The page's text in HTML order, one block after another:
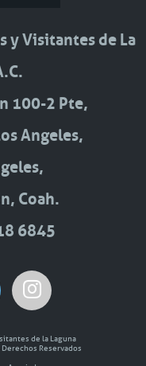
y Visitantes de La
100-2 Pte,
Angeles,
Coah.
6845
de la Laguna
Reservados